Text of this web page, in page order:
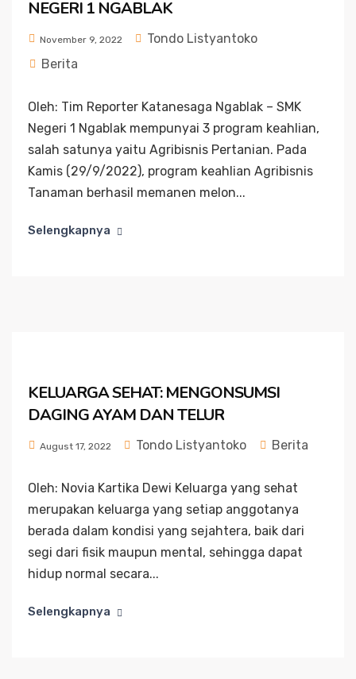
NEGERI 1 NGABLAK
November 9, 2022
Tondo Listyantoko
Berita
Oleh: Tim Reporter Katanesaga Ngablak – SMK
Negeri 1 Ngablak mempunyai 3 program keahlian,
salah satunya yaitu Agribisnis Pertanian. Pada
Kamis (29/9/2022), program keahlian Agribisnis
Tanaman berhasil memanen melon...
Selengkapnya
KELUARGA SEHAT: MENGONSUMSI
DAGING AYAM DAN TELUR
August 17, 2022 Tondo Listyantoko Berita
Oleh: Novia Kartika Dewi Keluarga yang sehat
merupakan keluarga yang setiap anggotanya
berada dalam kondisi yang sejahtera, baik dari
segi dari fisik maupun mental, sehingga dapat
hidup normal secara...
Selengkapnya